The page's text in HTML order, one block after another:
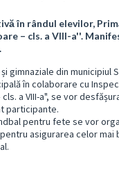
în rândul elevilor,
– cls. a VIII-a''.
gimnaziale din municipiul
în colaborare cu
a VIII-a", se vor
participante.
pentru fete se vor
asigurarea celor